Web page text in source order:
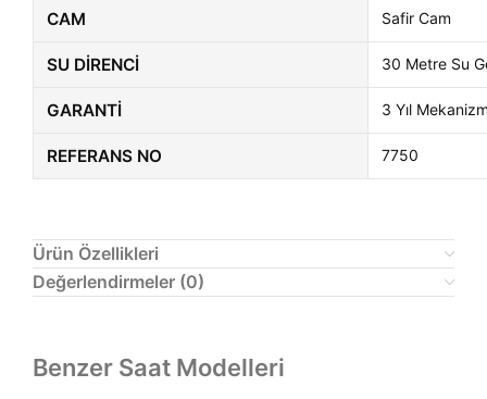
CAM Safir Cam
SU DIRENCI 30 Metre Su
GARANTI 3 Yıl
REFERANS NO 7750
Ürün Özellikleri
Değerlendirmeler (0)
Benzer Saat Modelleri